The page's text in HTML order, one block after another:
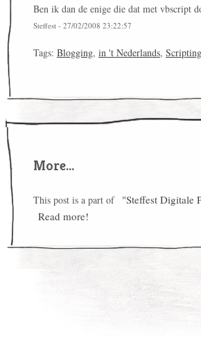
Ben ik dan de enige die dat met vbscript
Steffest - 27/02/2008 23:22:57
Tags: Blogging, in 't Nederlands, Scripting
More...
This post is a part of "Steffest Digitale
Read more!